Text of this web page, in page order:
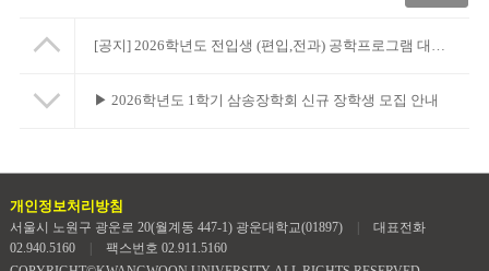
[공지] 2026학년도 전입생 (편입,전과) 공학프로그램 대체유사교과목 인정심사 시행 안내
▶ 2026학년도 1학기 삼송장학회 신규 장학생 모집 안내
개인정보처리방침
서울시 노원구 광운로 20(월계동 447-1) 광운대학교(01897) |
대표전화
02.940.5160
|
팩스번호 02.911.5160